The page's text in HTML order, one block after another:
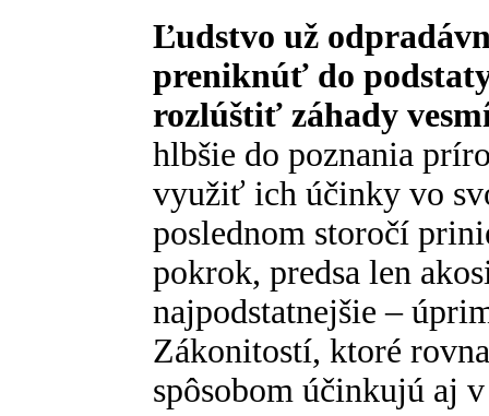
Ľudstvo už
preniknúť do
rozlúštiť záhady
hlbšie do poznania
využiť ich účinky vo
poslednom storočí
pokrok, predsa len
najpodstatnejšie –
Zákonitostí, ktoré
spôsobom účinkujú aj